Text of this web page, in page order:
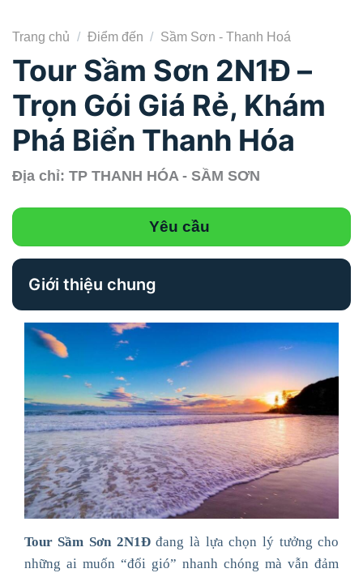
Trang chủ / Điểm đến / Sầm Sơn - Thanh Hoá
Tour Sầm Sơn 2N1Đ –
Trọn Gói Giá Rẻ, Khám
Phá Biển Thanh Hóa
Địa chỉ: TP THANH HÓA - SẦM SƠN
Yêu cầu
Giới thiệu chung
Tour Sầm Sơn 2N1Đđang là lựa chọn lý tưởng cho
những ai muốn “đổi gió” nhanh chóng mà vẫn đảm